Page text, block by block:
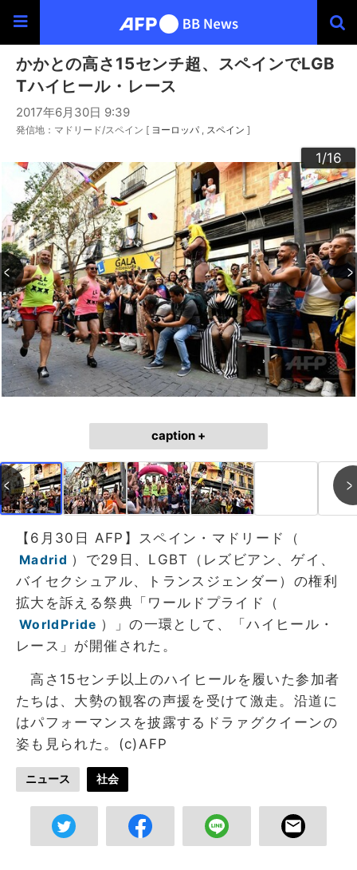
かかとの高さ15センチ超、スペインでLGB
Tハイヒール・レース
2017年6月30日 9:39
発信地：マドリード/スペイン [ ヨーロッパ スペイン ]
1/16
2/16
3/16
4/16
5/16
6/16
7/16
8/16
9/16
10/16
11/16
12/16
13/16
14/16
15/16
16/16
caption +
【6月30日 AFP】スペイン・マドリード（
Madrid ）で29日、LGBT（レズビアン、ゲイ、
バイセクシュアル、トランスジェンダー）の権利
拡大を訴える祭典「ワールドプライド（
WorldPride ）」の一環として、「ハイヒール・
レース」が開催された。
高さ15センチ以上のハイヒールを履いた参加者
たちは、大勢の観客の声援を受けて激走。沿道に
はパフォーマンスを披露するドラァグクイーンの
姿も見られた。(c)AFP
ニュース 社会